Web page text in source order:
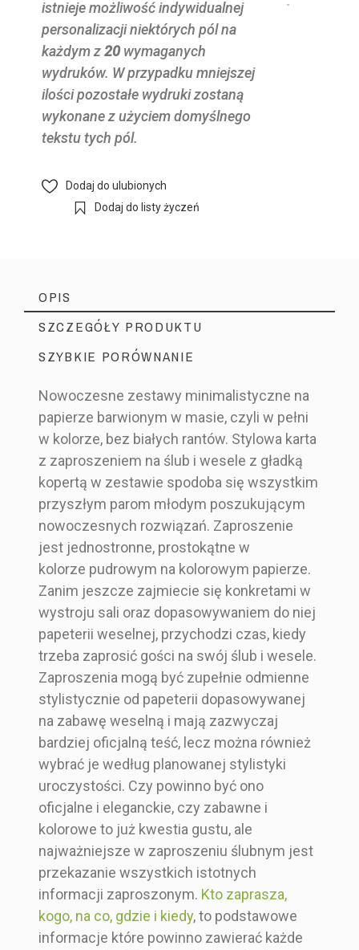
istnieje możliwość indywidualnej
personalizacji niektórych pól na
każdym z20wymaganych
wydruków. W przypadku mniejszej
ilości pozostałe wydruki zostaną
wykonane z użyciem domyślnego
tekstu tych pól.
Dodaj do ulubionych
Dodaj do listy życzeń
OPIS
SZCZEGÓŁY PRODUKTU
SZYBKIE PORÓWNANIE
Nowoczesne zestawy minimalistyczne na
papierze barwionym w masie, czyli w pełni
w kolorze, bez białych rantów. Stylowa karta
z zaproszeniem na ślub i wesele z gładką
kopertą w zestawie spodoba się wszystkim
przyszłym parom młodym poszukującym
nowoczesnych rozwiązań. Zaproszenie
jest jednostronne, prostokątne w
kolorze pudrowym na kolorowym papierze.
Zanim jeszcze zajmiecie się konkretami w
wystroju sali oraz dopasowywaniem do niej
papeterii weselnej, przychodzi czas, kiedy
trzeba zaprosić gości na swój ślub i wesele.
Zaproszenia mogą być zupełnie odmienne
stylistycznie od papeterii dopasowywanej
na zabawę weselną i mają zazwyczaj
bardziej oficjalną teść, lecz można również
wybrać je według planowanej stylistyki
uroczystości. Czy powinno być ono
oficjalne i eleganckie, czy zabawne i
kolorowe to już kwestia gustu, ale
najważniejsze w zaproszeniu ślubnym jest
przekazanie wszystkich istotnych
informacji zaproszonym. Kto zaprasza,
kogo, na co, gdzie i kiedy, to podstawowe
informacje które powinno zawierać każde
Marka Producent Ślubny
IndeksMIN11_Z1-1P_R300_R1_BEH
Styl
Nowoczesny
Prosty i Minimali
styczny
Kolor Różowy
Rozmiar
zaproszenie 12x
17 cm
Zestaw Zawiera
Gładką kopertę
Zaproszenie jed
nostronne
Rodzaj Składani
Pojedyncza kart
a
Zaproszenie
ślubne złote
lub srebrne
z motywem
kwiatowym,
kalką i
obwolutą z
inicjałami
Składane
zaproszenie
złocone lub
srebrzone z
lustrem
Zaproszenie
ślubne
kwadratowe
ze
złoceniem -
eleganckie
glamour
ślubne
kwadratowe
ze
złoceniem -
składane
13,50 zł 12,00 zł 11,50 zł 11,50 zł
Klasyczny i
formalny
Elegancki i
Glamour
Elegancki i
Glamour
Elegancki i
Srebrny Niebieski
bilecik 12x7
cm
zaproszenie
15x15 cm
bilecik 10x10
cm
zaproszenie
Prostokąt Kwadrat
Zdobioną
Gładką
Zdobioną
Zdobioną